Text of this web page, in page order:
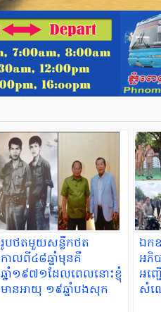
រូបថតមួយសន្លឹកថត
កាលពី៤៨ឆ្នាំមុនគឺ
ឆ្នាំ១៩៧១ដែលពេលនោះខ្ញុំ
មានអាយុ ១៩ឆ្នាំបងសុក
ឯក
អភិ
អញ្
សំណ